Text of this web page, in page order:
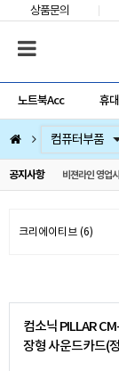
상품문의
노트북Acc 휴
컴퓨터부품
베스트 상품
컴퓨터주변기
저장장치/네
마우스/키보
스피커/이어
게임
노트북Acc
게임슬라이더
휴대폰Acc
공지사항 비젼라인 영업
크리에이티브 (6)
컴소닉 PILLAR
장형 사운드카드(